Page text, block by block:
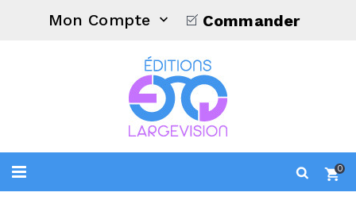
Mon Compte  Commander
0